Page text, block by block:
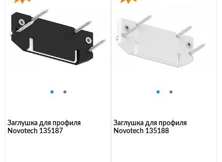
Заглушка для профиля
Novotech 135187
Заглушка для профиля
Novotech 135188